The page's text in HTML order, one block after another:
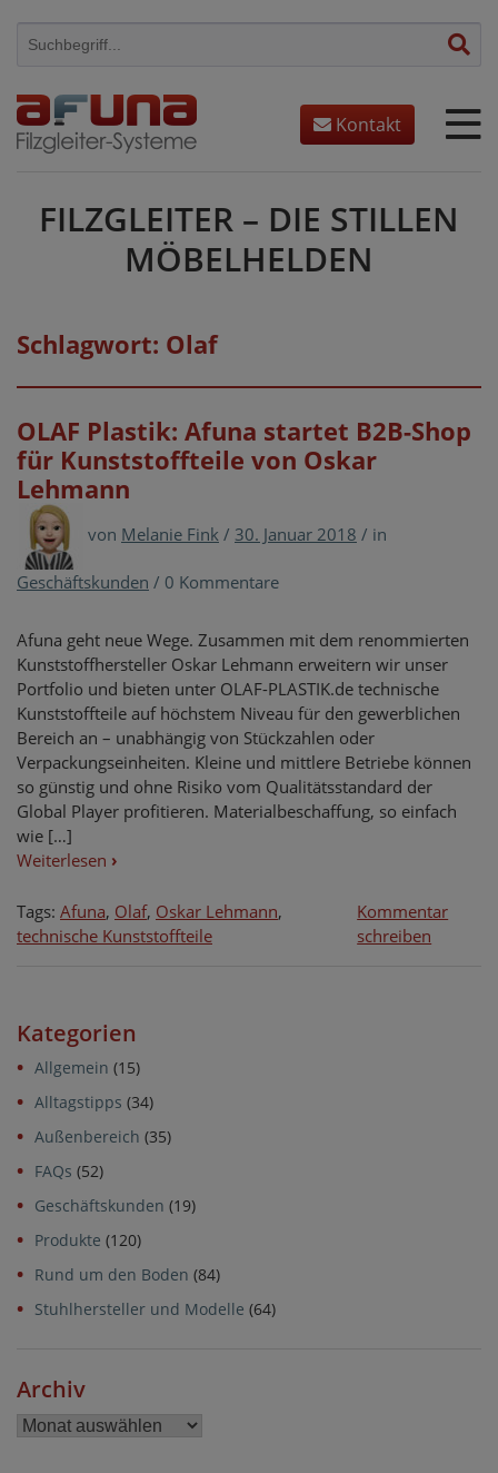
Skip
Kontakt
FILZGLEITER – DIE STILLEN
MÖBELHELDEN
Schlagwort: Olaf
OLAF Plastik: Afuna startet B2B-Shop
für Kunststoffteile von Oskar
Lehmann
von Melanie Fink / 30. Januar 2018 / in
Geschäftskunden / 0 Kommentare
Afuna geht neue Wege. Zusammen mit dem renommierten
Kunststoffhersteller Oskar Lehmann erweitern wir unser
Portfolio und bieten unter OLAF-PLASTIK.de technische
Kunststoffteile auf höchstem Niveau für den gewerblichen
Bereich an – unabhängig von Stückzahlen oder
Verpackungseinheiten. Kleine und mittlere Betriebe können
so günstig und ohne Risiko vom Qualitätsstandard der
Global Player profitieren. Materialbeschaffung, so einfach
wie […]
Weiterlesen ›
Tags: Afuna, Olaf, Oskar Lehmann,
technische Kunststoffteile
Kommentar
schreiben
Kategorien
Allgemein (15)
Alltagstipps (34)
Außenbereich (35)
FAQs (52)
Geschäftskunden (19)
Produkte (120)
Rund um den Boden (84)
Stuhlhersteller und Modelle (64)
Archiv
Archiv